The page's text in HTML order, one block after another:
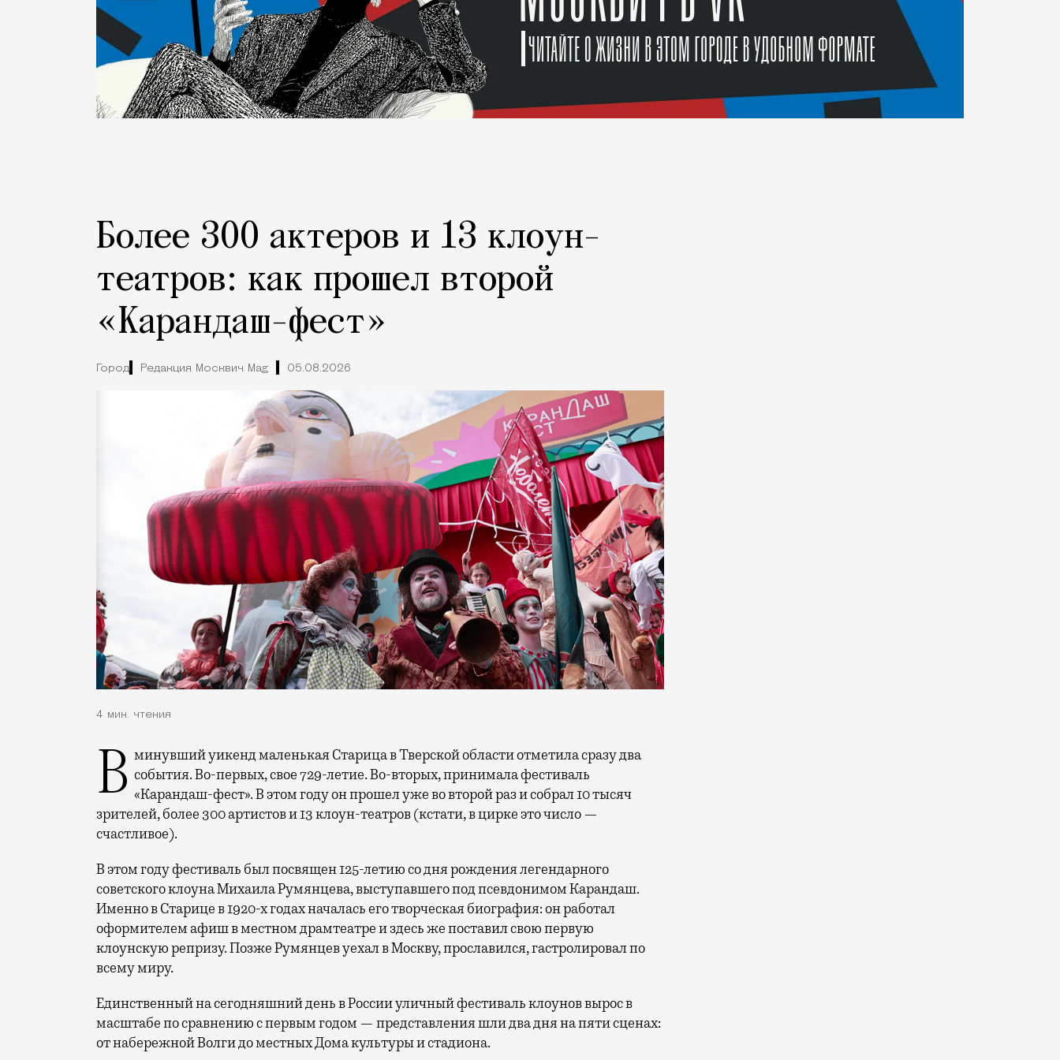
Более 300 актеров и 13 клоун-
театров: как прошел второй
«Карандаш-фест»
Город Редакция Москвич Mag 05.08.2026
4 мин. чтения
В минувший уикенд маленькая Старица в Тверской области отметила сразу два события. Во-первых, свое 729-летие. Во-вторых, принимала фестиваль
«Карандаш-фест». В этом году он прошел уже во второй раз и собрал 10 тысяч
зрителей, более 300 артистов и 13 клоун-театров (кстати, в цирке это число —
счастливое).
В этом году фестиваль был посвящен 125-летию со дня рождения легендарного
советского клоуна Михаила Румянцева, выступавшего под псевдонимом Карандаш.
Именно в Старице в 1920-х годах началась его творческая биография: он работал
оформителем афиш в местном драмтеатре и здесь же поставил свою первую
клоунскую репризу. Позже Румянцев уехал в Москву, прославился, гастролировал по
всему миру.
Единственный на сегодняшний день в России уличный фестиваль клоунов вырос в
масштабе по сравнению с первым годом — представления шли два дня на пяти сценах:
от набережной Волги до местных Дома культуры и стадиона.